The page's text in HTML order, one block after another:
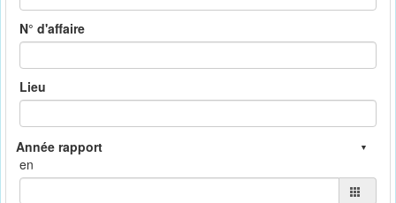
N° d'affaire
Lieu
en